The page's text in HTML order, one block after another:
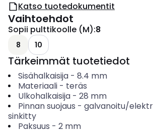
Katso tuotedokumentit
Vaihtoehdot
Sopii pulttikoolle (M):8
8 10
Tärkeimmät tuotetiedot
Sisähalkaisija- 8.4 mm
Materiaali- teräs
Ulkohalkaisija- 28 mm
Pinnan suojaus - galvanoitu/
sinkitty
Paksuus - 2 mm